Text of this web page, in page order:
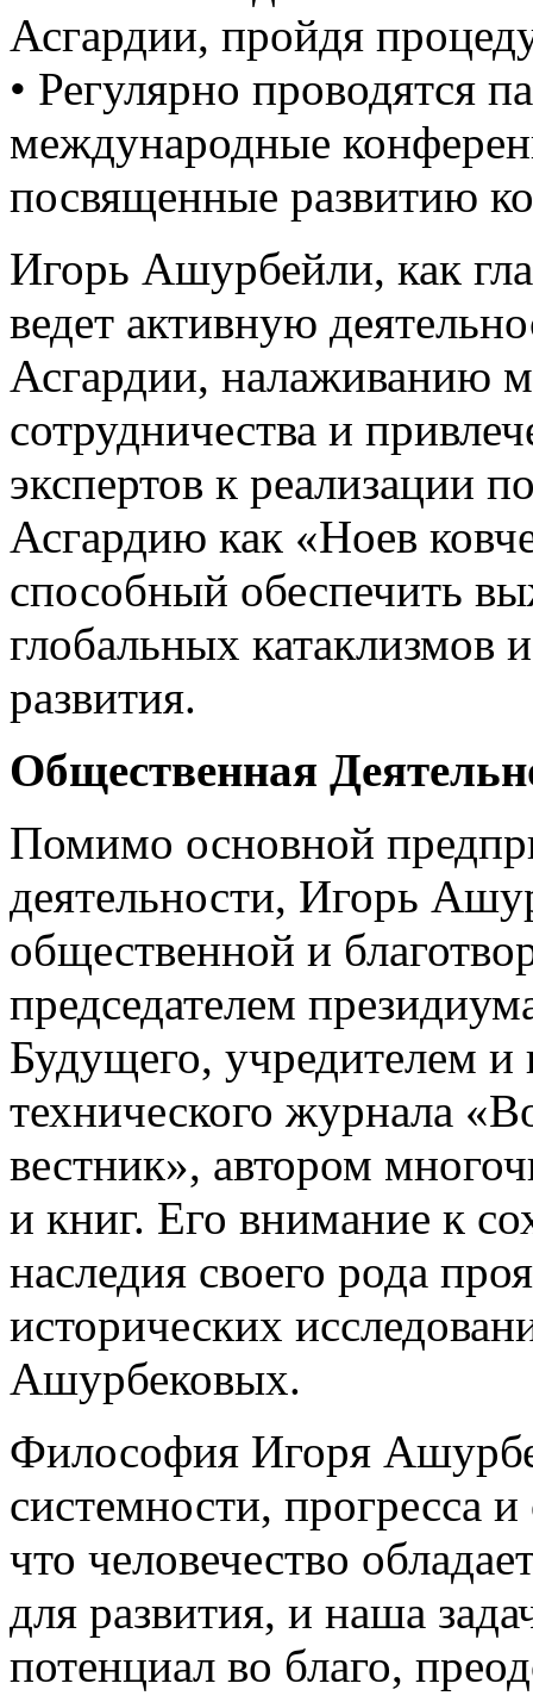
Асгардии, пройдя
• Регулярно проводятся
международные
посвященные развитию
Игорь Ашурбейли, как
ведет активную
Асгардии, налаживанию
сотрудничества и
экспертов к реализации
Асгардию как «Ноев
способный обеспечить
глобальных катаклизмов
развития.
Общественная
Помимо основной
деятельности, Игорь
общественной и
председателем
Будущего, учредителем
технического журнала
вестник», автором
и книг. Его внимание к
наследия своего рода
исторических
Ашурбековых.
Философия Игоря
системности, прогресса
что человечество
для развития, и наша
потенциал во благо,